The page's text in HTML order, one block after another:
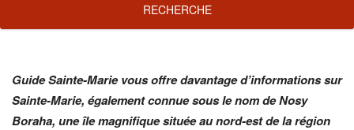
RECHERCHE
Guide Sainte-Marie vous offre davantage d’informations sur
Sainte-Marie, également connue sous le nom de Nosy
Boraha, une île magnifique située au nord-est de la région